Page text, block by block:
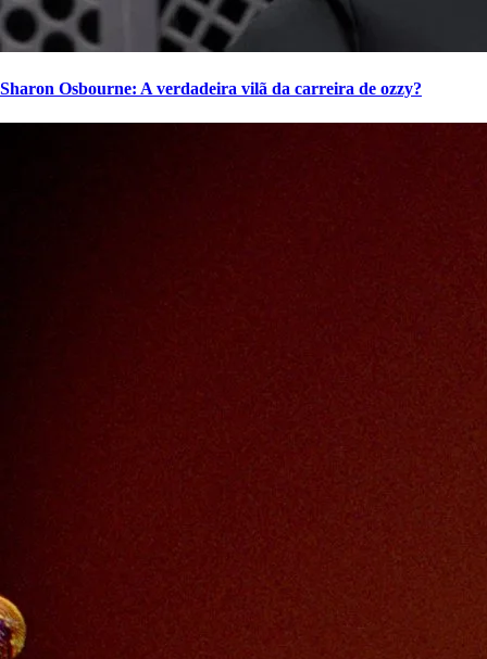
Sharon Osbourne: A verdadeira vilã da carreira de ozzy?